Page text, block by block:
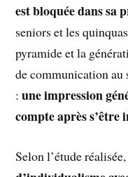
est bloquée dans sa
seniors et les
pyramide et la
de communication au
: une impression
compte après s’être
Selon l’étude